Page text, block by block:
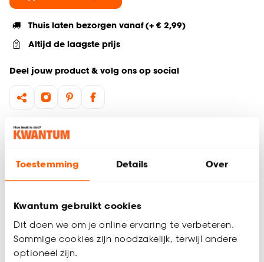
Toestemming Details Over
Kwantum gebruikt cookies
Dit doen we om je online ervaring te verbeteren.
Sommige cookies zijn noodzakelijk, terwijl andere
optioneel zijn.
Thuis laten bezorgen vanaf (+ € 2,99)
Altijd de laagste prijs
Deel jouw product & volg ons op social
Hulp nodig? Wij regelen het voor je!
Wil je zeker weten dat deze raamdecoratie bij de rest van
kleurstalen en bekijk of vergelijk eenvoudig welke
raamdecoratie jouw favoriet is. Zo ben je 100% zeker van de
juiste keuze. De kleurstalen worden binnen 2 à 3 werkdagen